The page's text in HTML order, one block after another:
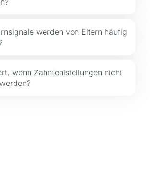
werden von Eltern häufig
wenn Zahnfehlstellungen nicht